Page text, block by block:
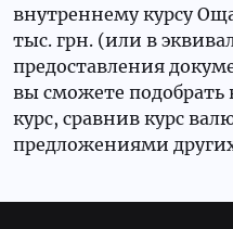
внутреннему курсу
тыс. грн. (или в
предоставления
вы сможете
курс, сравнив курс
предложениями